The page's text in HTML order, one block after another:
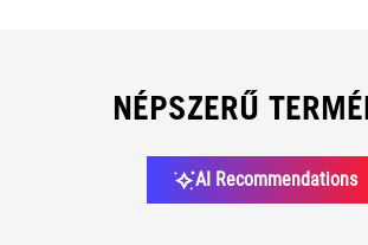
NÉPSZERŰ
AI Recommendations